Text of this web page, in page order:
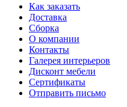
Как заказать
Доставка
Сборка
О компании
Контакты
Галерея интерьеров
Дисконт мебели
Сертификаты
Отправить письмо